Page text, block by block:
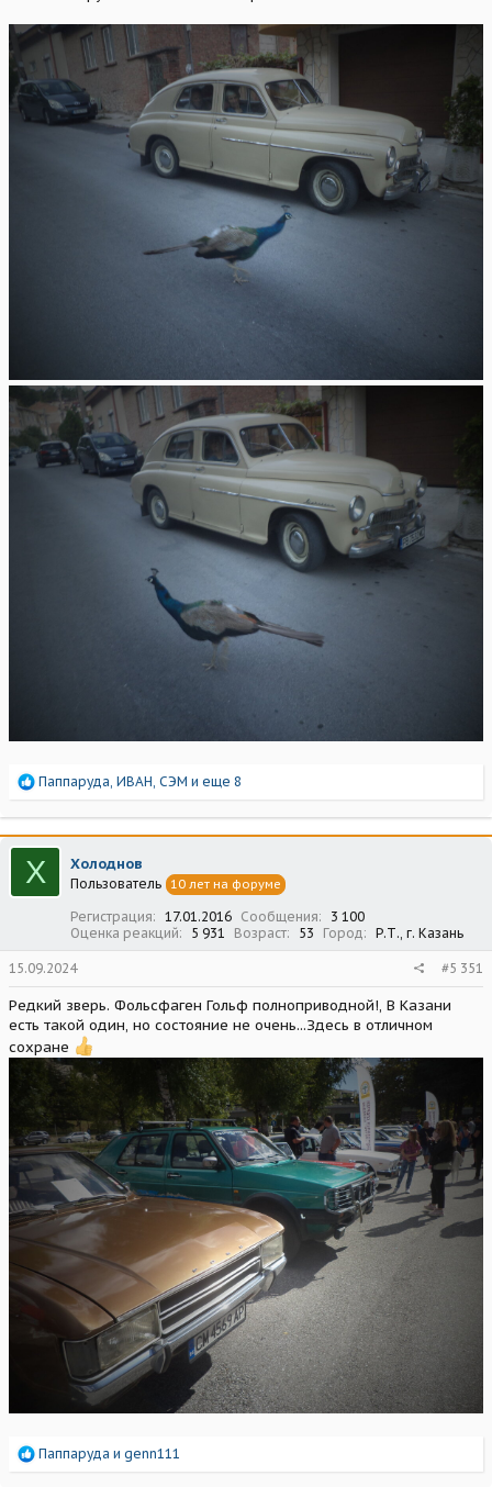
Р
а
к
ц
и
и
Паппаруда, ИВАН, СЭМ и еще 8
Х Холоднов
Пользователь 10 лет на форуме
Регистрация 17.01.2016 Сообщения
3 100
Оценка реакций
5 931 Возраст 53 Город Р.Т., г. Казань
15.09.2024 #5 351
Редкий зверь. Фольсфаген Гольф полноприводной!, В Казани
есть такой один, но состояние не очень...Здесь в отличном
сохране
Р
Паппаруда и genn111